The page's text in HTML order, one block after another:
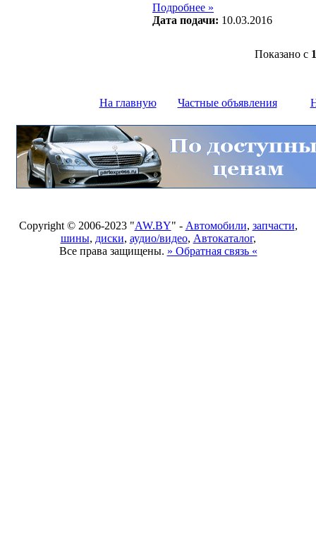
Подробнее »
Дата подачи: 10.03.2016
Показано с 1
На главную Частные объявления
Copyright © 2006-2023 "AW.BY" - Автомобили, запчасти,
шины, диски, аудио/видео, Автокаталог,
Все права защищены. » Обратная связь «